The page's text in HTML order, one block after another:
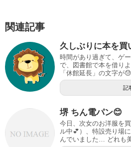
o
k
関連記事
久しぶりに本を買
時間があり過ぎて、ゲ
で、図書館で本を借り
「休館延長」の文字が
記
堺 ちん電パン😊
今日、次女のお洋服を
ル中💕）、特設売り場
んでいました… どれも